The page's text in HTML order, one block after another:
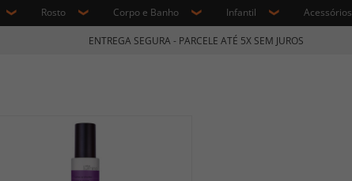
Rosto Corpo e Banho Infantil Acessórios
ENTREGA SEGURA - PARCELE ATÉ 5X SEM JUROS